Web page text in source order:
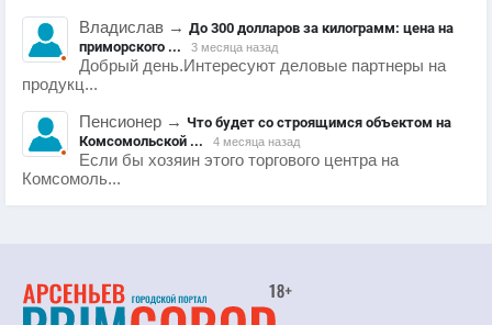
Владислав → До 300 долларов за килограмм: цена на
приморского ...
3 месяца назад
Добрый день.Интересуют деловые партнеры на
продукц...
Пенсионер → Что будет со строящимся объектом на
Комсомольской ...
4 месяца назад
Если бы хозяин этого торгового центра на
Комсомоль...